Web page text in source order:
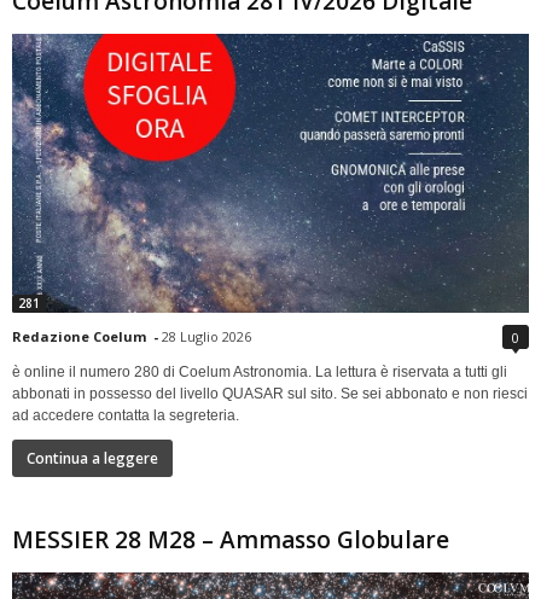
281
Redazione Coelum - 28 Luglio 2026 0
è online il numero 280 di Coelum Astronomia. La lettura è riservata a tutti gli
abbonati in possesso del livello QUASAR sul sito. Se sei abbonato e non riesci
ad accedere contatta la segreteria.
Continua a leggere
MESSIER 28 M28 – Ammasso Globulare